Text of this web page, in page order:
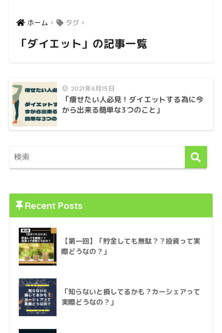
ホーム タグ
「ダイエット」の記事一覧
2021年6月15日
「痩せたい人必見！ダイエットする為に今
から出来る簡単な3つのこと」
Recent Posts
【第一回】「貯金しても無駄？？投資って実
際どうなの？」
「知らないと損してるかも？カーシェアって
実際どうなの？」